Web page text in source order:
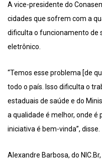
A vice-presidente do
cidades que sofrem com a
dificulta o funcionamento de
eletrônico.
“Temos esse problema [de
todo o país. Isso dificulta o
estaduais de saúde e do
a qualidade é melhor, onde é
iniciativa é bem-vinda”, disse.
Alexandre Barbosa, do